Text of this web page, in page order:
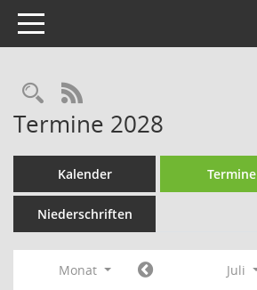
Toggle navigation
Rechercheauswahl
RSS-Feed
Termine 2028
Kalender Termine
Niederschriften
Monat Juli